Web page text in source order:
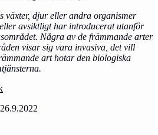
växter, djur eller andra organismer
avsiktligt har introducerat utanför
Några av de främmande arter
visar sig vara invasiva, det vill
art hotar den biologiska